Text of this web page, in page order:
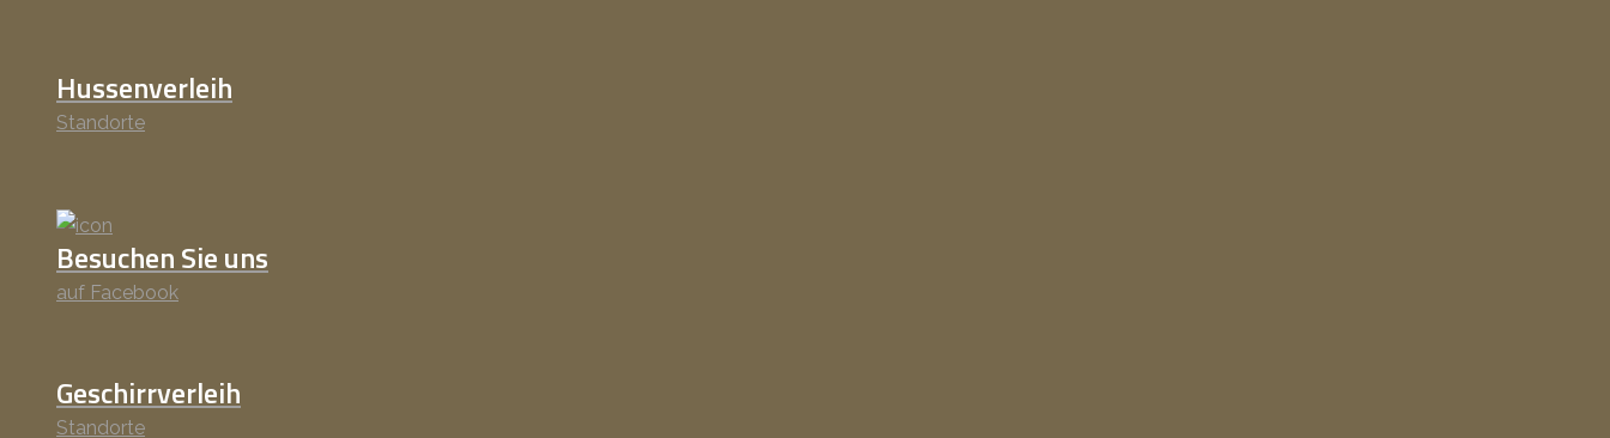
Hussenverleih
Standorte
Besuchen Sie uns
auf Facebook
Geschirrverleih
Standorte